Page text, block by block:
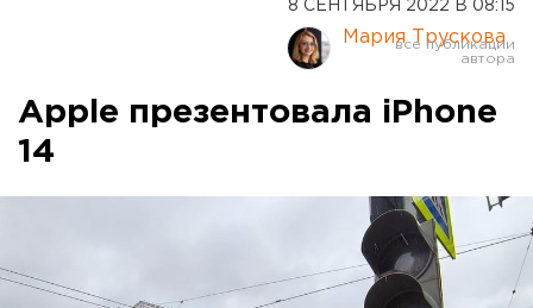
8 СЕНТЯБРЯ 2022 В 08:15
Мария Трускова
Apple презентовала iPhone
14